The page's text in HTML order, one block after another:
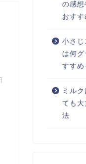
の感想
おすす
小さじ
は何
すすめ
ミル
ても
法